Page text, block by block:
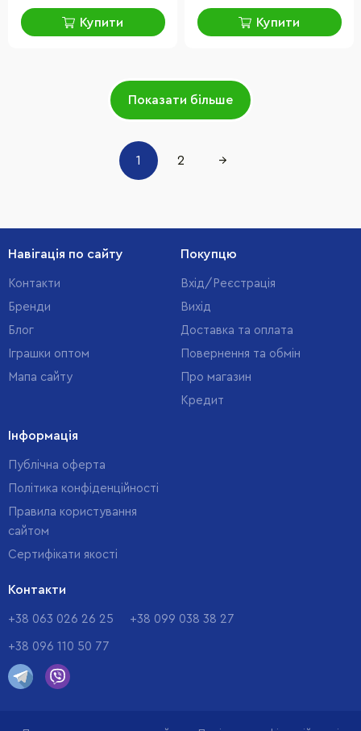
Купити Купити
Показати більше
1 2 →
Навігація по сайту
Контакти
Бренди
Блог
Іграшки оптом
Мапа сайту
Покупцю
Вхід/Реєстрація
Вихід
Доставка та оплата
Повернення та обмін
Про магазин
Кредит
Інформація
Публічна оферта
Політика конфіденційності
Правила користування
сайтом
Cертифікати якості
Контакти
+38 063 026 26 25 +38 099 038 38 27
+38 096 110 50 77